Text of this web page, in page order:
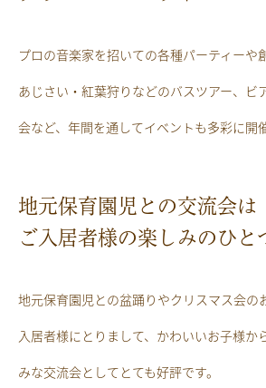
プロの音楽家を招いての各種パーティーや
あじさい・紅葉狩りなどのバスツアー、ビ
会など、年間を通してイベントも多彩に開
地元保育園児との交流会は
ご入居者様の楽しみのひと
地元保育園児との盆踊りやクリスマス会の
入居者様にとりまして、かわいいお子様か
みな交流会としてとても好評です。